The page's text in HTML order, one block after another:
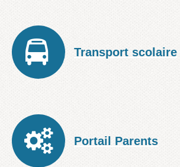
Transport scolaire
Portail Parents